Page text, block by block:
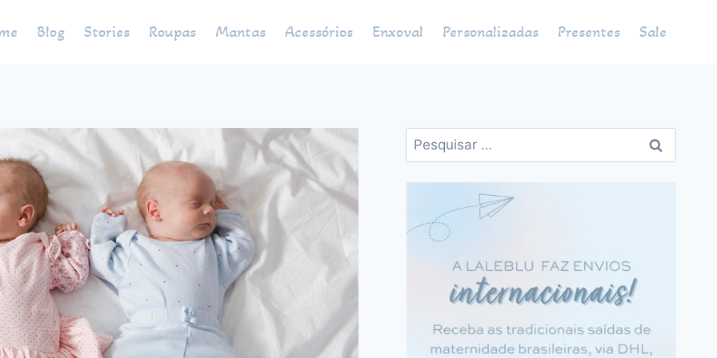
Blog Stories Roupas Mantas Acessórios Enxoval Personalizadas Presentes Sale
Pesquisar
por: